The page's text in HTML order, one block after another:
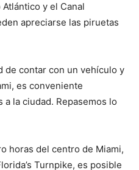
y el Canal
apreciarse las piruetas
de contar con un vehículo y
es conveniente
la ciudad. Repasemos lo
horas del centro de Miami,
Turnpike, es posible